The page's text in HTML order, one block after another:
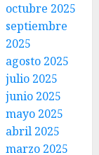
octubre 2025
septiembre
2025
agosto 2025
julio 2025
junio 2025
mayo 2025
abril 2025
marzo 2025